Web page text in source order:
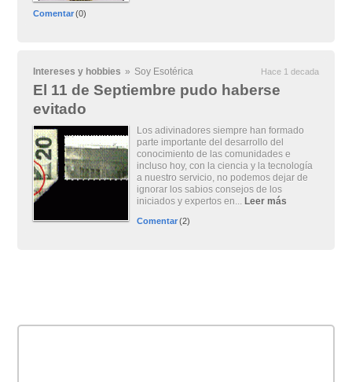
Comentar(0)
Intereses y hobbies » Soy Esotérica Hace 1 decada
El 11 de Septiembre pudo haberse
evitado
Los adivinadores siempre han formado
parte importante del desarrollo del
conocimiento de las comunidades e
incluso hoy, con la ciencia y la tecnología
a nuestro servicio, no podemos dejar de
ignorar los sabios consejos de los
iniciados y expertos en... Leer más
Comentar(2)